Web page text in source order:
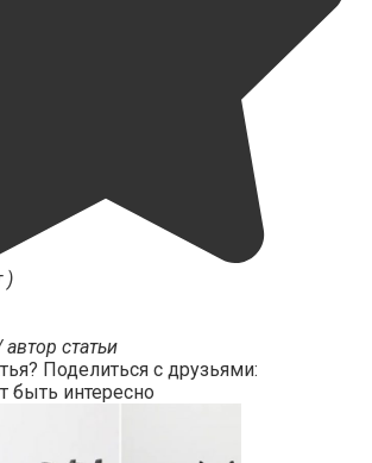
)
автор статьи
Поделиться с друзьями:
быть интересно